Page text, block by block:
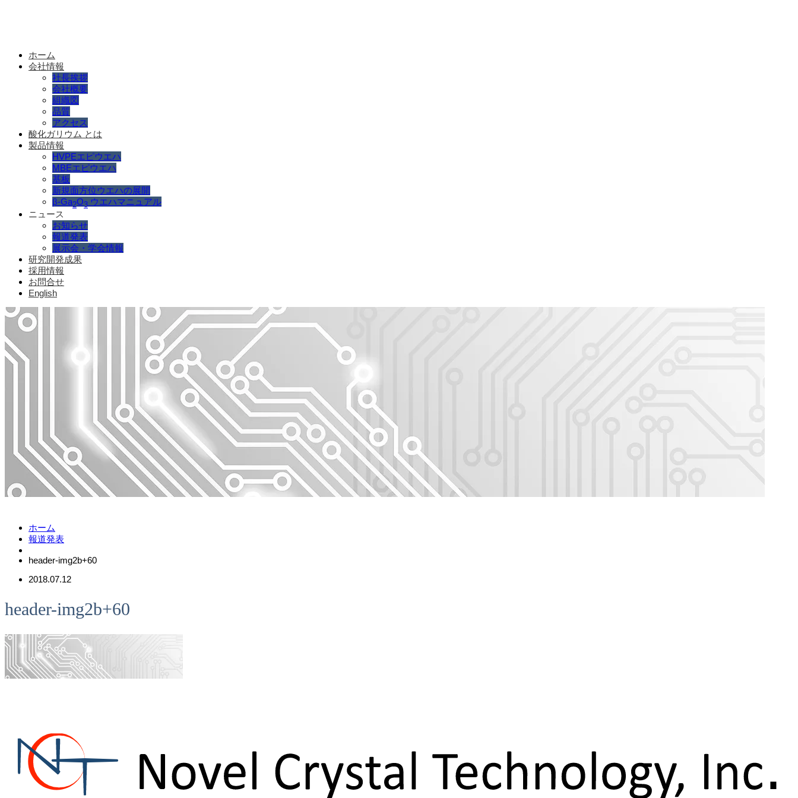
ホーム
会社情報
社長挨拶
会社概要
組織図
品質
アクセス
酸化ガリウム とは
製品情報
HVPEエピウエハ
MBEエピウエハ
基板
新規面方位ウエハの展開
β-Ga2O3 ウエハマニュアル
ニュース
お知らせ
報道発表
展示会・学会情報
研究開発成果
採用情報
お問合せ
English
ホーム
報道発表
header-img2b+60
2018.07.12
header-img2b+60